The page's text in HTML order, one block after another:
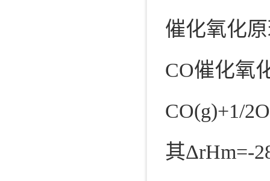
催化氧化
CO催化氧
CO(g)+1/
其ΔrHm=-